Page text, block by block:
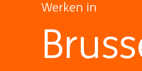
Werken in